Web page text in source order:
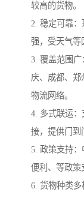
较高的货物。
2. 稳定可靠
强，受天气等
3. 覆盖范围
庆、成都、
物流网络。
4. 多式联运
接，提供门到
5. 政策支持
便利、等政策
6. 货物种类